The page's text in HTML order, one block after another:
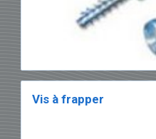
Vis à frapper